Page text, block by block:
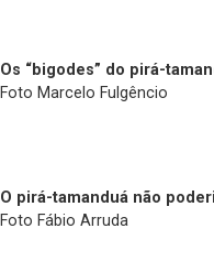
Os “bigodes” do pirá-
Foto Marcelo Fulgêncio
O pirá-tamanduá não
Foto Fábio Arruda